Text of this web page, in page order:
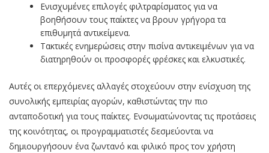
Ενισχυμένες επιλογές φιλτραρίσματος για να
βοηθήσουν τους παίκτες να βρουν γρήγορα τα
επιθυμητά αντικείμενα.
Τακτικές ενημερώσεις στην πισίνα αντικειμένων για να
διατηρηθούν οι προσφορές φρέσκες και ελκυστικές.
Αυτές οι επερχόμενες αλλαγές στοχεύουν στην ενίσχυση της
συνολικής εμπειρίας αγορών, καθιστώντας την πιο
ανταποδοτική για τους παίκτες. Ενσωματώνοντας τις προτάσεις
της κοινότητας, οι προγραμματιστές δεσμεύονται να
δημιουργήσουν ένα ζωντανό και φιλικό προς τον χρήστη